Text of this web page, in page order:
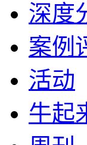
深度
案例
活动
牛起